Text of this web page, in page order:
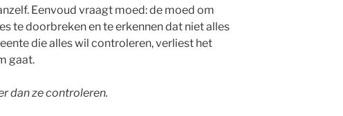
Eenvoud vraagt moed: de moed om
te doorbreken en te erkennen dat niet alles
die alles wil controleren, verliest het
gaat.
dan ze controleren.